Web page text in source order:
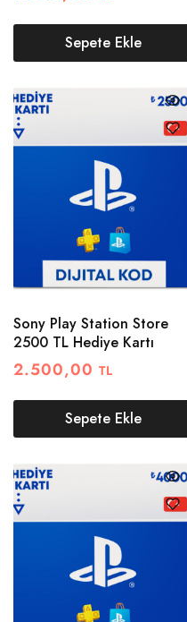
Sepete Ekle
Sony Play Station Store
2500 TL Hediye Kartı
2.500,00 TL
Sepete Ekle